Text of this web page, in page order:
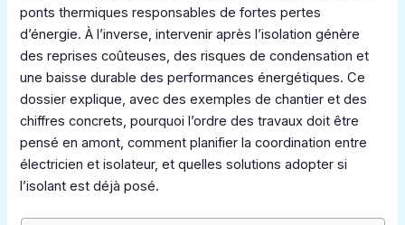
ponts thermiques responsables de fortes pertes
d’énergie. À l’inverse, intervenir après l’isolation génère
des reprises coûteuses, des risques de condensation et
une baisse durable des performances énergétiques. Ce
dossier explique, avec des exemples de chantier et des
chiffres concrets, pourquoi l’ordre des travaux doit être
pensé en amont, comment planifier la coordination entre
électricien et isolateur, et quelles solutions adopter si
l’isolant est déjà posé.